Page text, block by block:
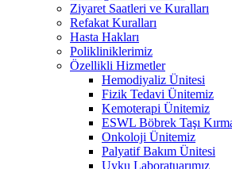
Ziyaret Saatleri ve Kuralları
Refakat Kuralları
Hasta Hakları
Polikliniklerimiz
Özellikli Hizmetler
Hemodiyaliz Ünitesi
Fizik Tedavi Ünitemiz
Kemoterapi Ünitemiz
ESWL Böbrek Taşı
Onkoloji Ünitemiz
Palyatif Bakım Ünitesi
Uyku Laboratuarımız